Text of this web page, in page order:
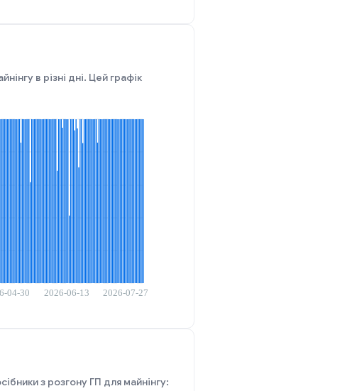
в різні дні. Цей графік
з розгону ГП для майнінгу: